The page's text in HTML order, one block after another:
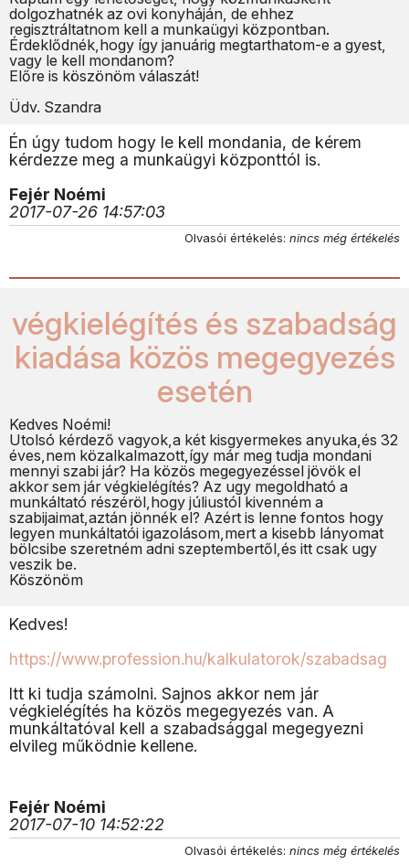
dolgozhatnék az ovi konyháján, de ehhez
regisztráltatnom kell a munkaügyi központban.
Érdeklődnék,hogy így januárig megtarthatom-e a gyest,
vagy le kell mondanom?
Előre is köszönöm válaszát!
Üdv. Szandra
Én úgy tudom hogy le kell mondania, de kérem
kérdezze meg a munkaügyi központtól is.
Fejér Noémi
2017-07-26 14:57:03
Olvasói értékelés: nincs még értékelés
végkielégítés és szabadság
kiadása közös megegyezés
esetén
Kedves Noémi!
Utolsó kérdező vagyok,a két kisgyermekes anyuka,és 32
éves,nem közalkalmazott,így már meg tudja mondani
mennyi szabi jár? Ha közös megegyezéssel jövök el
akkor sem jár végkielégítés? Az ugy megoldható a
munkáltató részéröl,hogy júliustól kivenném a
szabijaimat,aztán jönnék el? Azért is lenne fontos hogy
legyen munkáltatói igazolásom,mert a kisebb lányomat
bölcsibe szeretném adni szeptembertől,és itt csak ugy
veszik be.
Köszönöm
Kedves!
https://www.profession.hu/kalkulatorok/szabadsag
Itt ki tudja számolni. Sajnos akkor nem jár
végkielégítés ha közös megegyezés van. A
munkáltatóval kell a szabadsággal megegyezni
elvileg működnie kellene.
Fejér Noémi
2017-07-10 14:52:22
Olvasói értékelés: nincs még értékelés